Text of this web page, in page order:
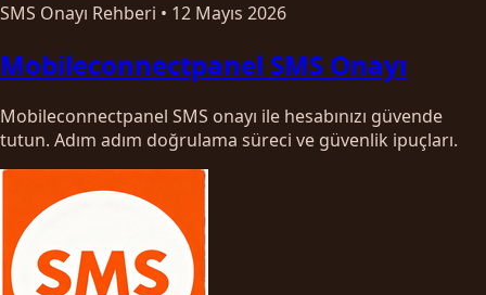
SMS Onayı Rehberi • 12 Mayıs 2026
Mobileconnectpanel SMS Onayı
Mobileconnectpanel SMS onayı ile hesabınızı güvende
tutun. Adım adım doğrulama süreci ve güvenlik ipuçları.